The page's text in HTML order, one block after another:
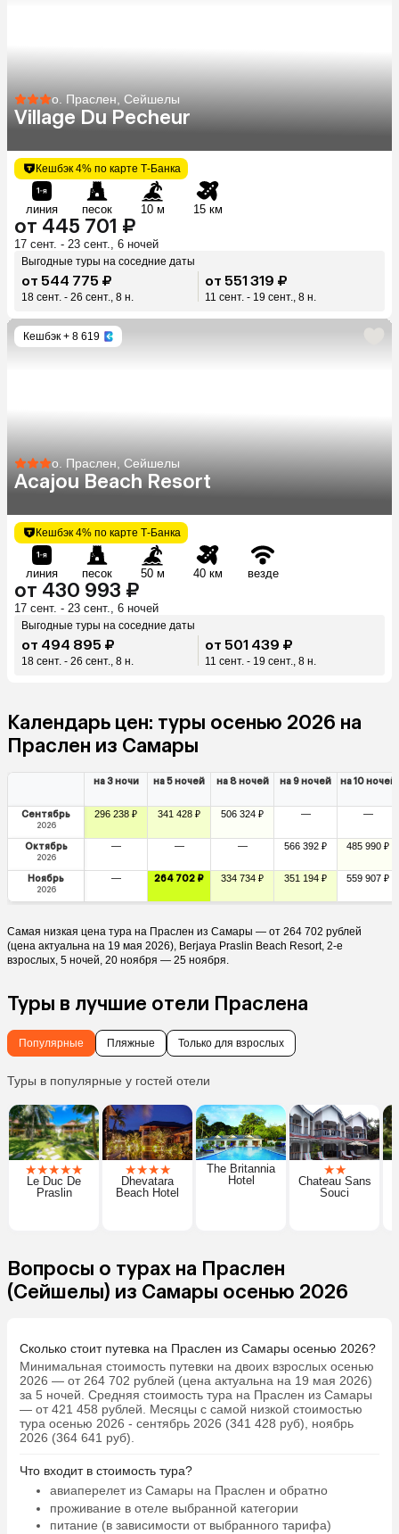
о. Праслен, Сейшелы
Village Du Pecheur
Кешбэк 4% по карте Т-Банка
линия песок 10 м 15 км
от 445 701 ₽
17 сент. - 23 сент., 6 ночей
Выгодные туры на соседние даты
от 544 775 ₽
18 сент. - 26 сент., 8 н.
от 551 319 ₽
11 сент. - 19 сент., 8 н.
Кешбэк + 8 619
о. Праслен, Сейшелы
Acajou Beach Resort
Кешбэк 4% по карте Т-Банка
линия песок 50 м 40 км везде
от 430 993 ₽
17 сент. - 23 сент., 6 ночей
Выгодные туры на соседние даты
от 494 895 ₽
18 сент. - 26 сент., 8 н.
от 501 439 ₽
11 сент. - 19 сент., 8 н.
Календарь цен: туры осенью 2026 на
Праслен из Самары
на 3 ночи на 5 ночей на 8 ночей на 9 ночей на 10 ночей
Сентябрь
2026
296 238 ₽ 341 428 ₽ 506 324 ₽ — —
Октябрь
2026
— — — 566 392 ₽ 485 990 ₽
Ноябрь
2026
— 264 702 ₽ 334 734 ₽ 351 194 ₽ 559 907 ₽
Самая низкая цена тура на Праслен из Самары — от 264 702 рублей
(цена актуальна на 19 мая 2026), Berjaya Praslin Beach Resort, 2-е
взрослых, 5 ночей, 20 ноября — 25 ноября.
Туры в лучшие отели Праслена
Популярные Пляжные Только для взрослых
Туры в популярные у гостей отели
★★★★★
Le Duc De
Praslin
★★★★
Dhevatara
Beach Hotel
The Britannia
Hotel
★★
Chateau Sans
Souci
Вопросы о турах на Праслен
(Сейшелы) из Самары осенью 2026
Сколько стоит путевка на Праслен из Самары осенью 2026?
Минимальная стоимость путевки на двоих взрослых осенью
2026 — от 264 702 рублей (цена актуальна на 19 мая 2026)
за 5 ночей. Средняя стоимость тура на Праслен из Самары
— от 421 458 рублей. Месяцы с самой низкой стоимостью
тура осенью 2026 - сентябрь 2026 (341 428 руб), ноябрь
2026 (364 641 руб).
Что входит в стоимость тура?
авиаперелет из Самары на Праслен и обратно
проживание в отеле выбранной категории
питание (в зависимости от выбранного тарифа)